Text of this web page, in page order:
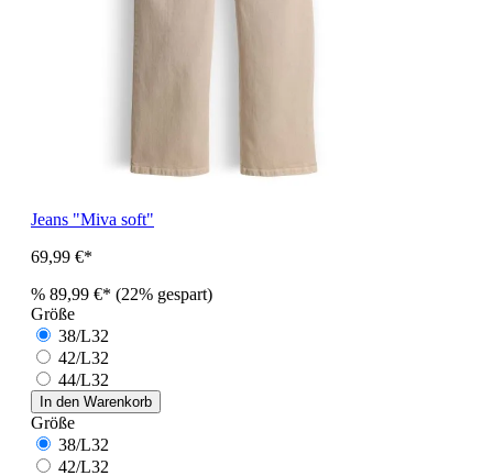
Jeans "Miva soft"
69,99 €*
% 89,99 €* (22% gespart)
Größe
38/L32
42/L32
44/L32
In den Warenkorb
Größe
38/L32
42/L32